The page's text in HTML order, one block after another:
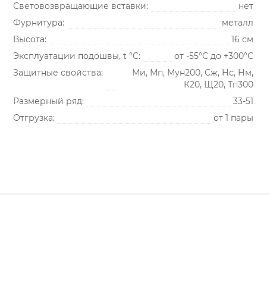
95, ГОСТ 28507-99, ГОСТ 12.4.032-95
Световозвращающие вставки:
нет
Фурнитура:
металл
Высота:
16 см
Эксплуатации подошвы, t °C:
от -55°С до +300°С
Защитные свойства:
Ми, Мп, Мун200, Сж, Нс, Нм,
К20, Щ20, Тп300
Размерный ряд:
33-51
Отгрузка:
от 1 пары